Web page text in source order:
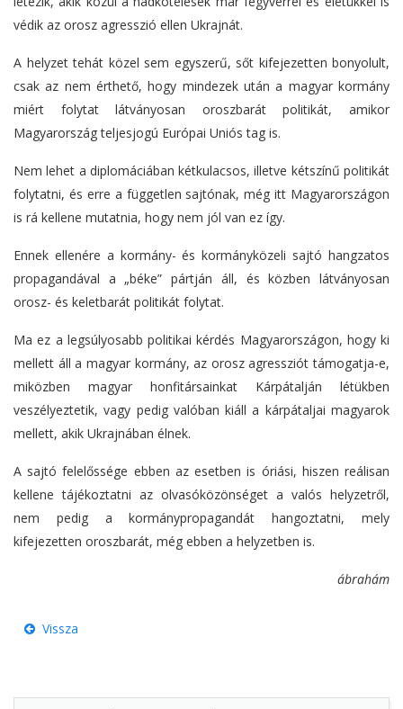
védik az orosz agresszió ellen Ukrajnát.
A helyzet tehát közel sem egyszerű, sőt kifejezetten bonyolult,
csak az nem érthető, hogy mindezek után a magyar kormány
miért folytat látványosan oroszbarát politikát, amikor
Magyarország teljesjogú Európai Uniós tag is.
Nem lehet a diplomáciában kétkulacsos, illetve kétszínű politikát
folytatni, és erre a független sajtónak, még itt Magyarországon
is rá kellene mutatnia, hogy nem jól van ez így.
Ennek ellenére a kormány- és kormányközeli sajtó hangzatos
propagandával a „béke” pártján áll, és közben látványosan
orosz- és keletbarát politikát folytat.
Ma ez a legsúlyosabb politikai kérdés Magyarországon, hogy ki
mellett áll a magyar kormány, az orosz agressziót támogatja-e,
miközben magyar honfitársainkat Kárpátalján létükben
veszélyeztetik, vagy pedig valóban kiáll a kárpátaljai magyarok
mellett, akik Ukrajnában élnek.
A sajtó felelőssége ebben az esetben is óriási, hiszen reálisan
kellene tájékoztatni az olvasóközönséget a valós helyzetről,
nem pedig a kormánypropagandát hangoztatni, mely
kifejezetten oroszbarát, még ebben a helyzetben is.
ábrahám
Vissza